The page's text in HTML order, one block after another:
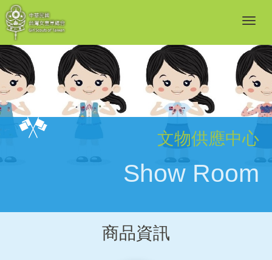
文物供應中心
Show Room
商品資訊